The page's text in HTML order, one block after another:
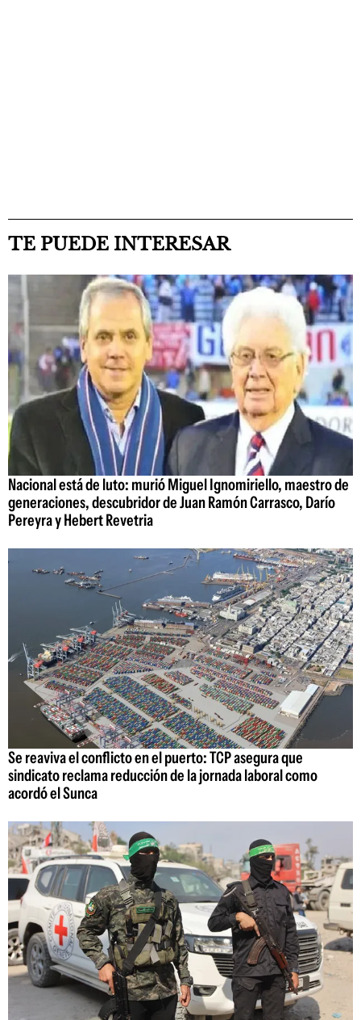
TE PUEDE INTERESAR
Nacional está de luto: murió Miguel Ignomiriello, maestro de
generaciones, descubridor de Juan Ramón Carrasco, Darío
Pereyra y Hebert Revetria
Se reaviva el conflicto en el puerto: TCP asegura que
sindicato reclama reducción de la jornada laboral como
acordó el Sunca